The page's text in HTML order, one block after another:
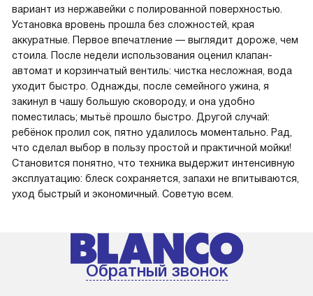
вариант из нержавейки с полированной поверхностью.
Установка вровень прошла без сложностей, края
аккуратные. Первое впечатление — выглядит дороже, чем
стоила. После недели использования оценил клапан-
автомат и корзинчатый вентиль: чистка несложная, вода
уходит быстро. Однажды, после семейного ужина, я
закинул в чашу большую сковороду, и она удобно
поместилась; мытьё прошло быстро. Другой случай:
ребёнок пролил сок, пятно удалилось моментально. Рад,
что сделал выбор в пользу простой и практичной мойки!
Становится понятно, что техника выдержит интенсивную
эксплуатацию: блеск сохраняется, запахи не впитываются,
уход быстрый и экономичный. Советую всем.
Обратный звонок